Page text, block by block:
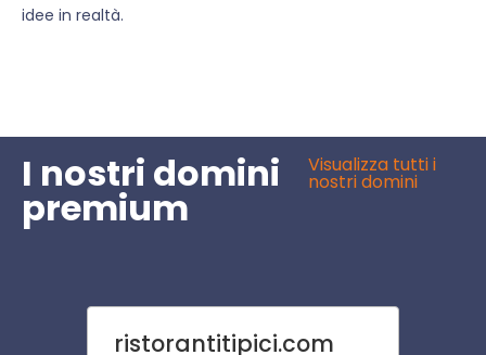
idee in realtà.
I nostri domini
premium
Visualizza tutti i
nostri domini
ristorantitipici.com